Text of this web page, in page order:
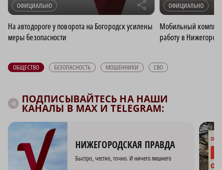
ОФИЦИАЛЬНО r
На автодороге у поворота на Богородск усилены
меры безопасности
ОФИЦИАЛЬНО
Мобильный
работу в
ОБЩЕСТВО БЕЗОПАСНОСТЬ МОШЕННИКИ СВО
ПОДПИСЫВАЙТЕСЬ НА НАШИ
КАНАЛЫ В MAX И TELEGRAM:
НИЖЕГОРОДСКАЯ ПРАВДА
Быстро, честно, точно. И ничего лишнего